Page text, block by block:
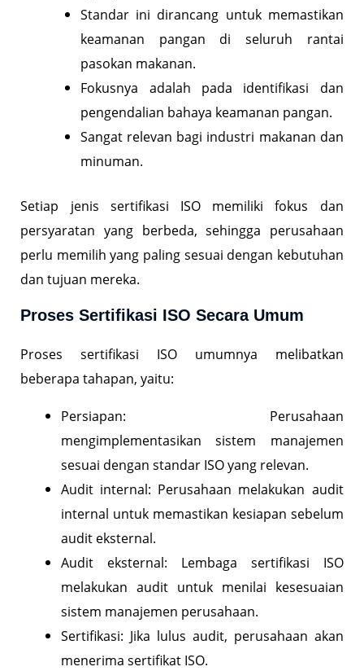
Standar ini dirancang untuk memastikan
keamanan pangan di seluruh rantai
pasokan makanan.
Fokusnya adalah pada identifikasi dan
pengendalian bahaya keamanan pangan.
Sangat relevan bagi industri makanan dan
minuman.
Setiap jenis sertifikasi ISO memiliki fokus dan
persyaratan yang berbeda, sehingga perusahaan
perlu memilih yang paling sesuai dengan kebutuhan
dan tujuan mereka.
Proses Sertifikasi ISO Secara Umum
Proses sertifikasi ISO umumnya melibatkan
beberapa tahapan, yaitu:
Persiapan: Perusahaan
mengimplementasikan sistem manajemen
sesuai dengan standar ISO yang relevan.
Audit internal: Perusahaan melakukan audit
internal untuk memastikan kesiapan sebelum
audit eksternal.
Audit eksternal: Lembaga sertifikasi ISO
melakukan audit untuk menilai kesesuaian
sistem manajemen perusahaan.
Sertifikasi: Jika lulus audit, perusahaan akan
menerima sertifikat ISO.